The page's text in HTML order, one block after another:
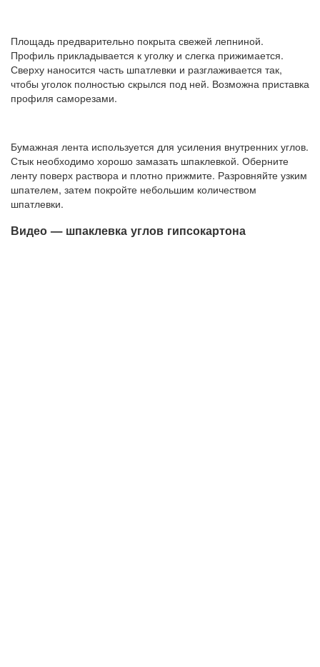
Площадь предварительно покрыта свежей лепниной.
Профиль прикладывается к уголку и слегка прижимается.
Сверху наносится часть шпатлевки и разглаживается так,
чтобы уголок полностью скрылся под ней. Возможна приставка
профиля саморезами.
Бумажная лента используется для усиления внутренних углов.
Стык необходимо хорошо замазать шпаклевкой. Оберните
ленту поверх раствора и плотно прижмите. Разровняйте узким
шпателем, затем покройте небольшим количеством
шпатлевки.
Видео — шпаклевка углов гипсокартона